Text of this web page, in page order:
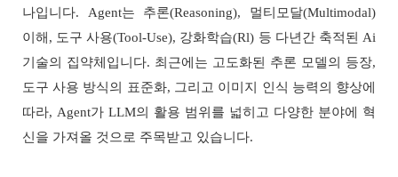
나입니다. Agent는 추론(Reasoning), 멀티모달(Multimodal)
이해, 도구 사용(Tool-Use), 강화학습(Rl) 등 다년간 축적된 Ai
기술의 집약체입니다. 최근에는 고도화된 추론 모델의 등장,
도구 사용 방식의 표준화, 그리고 이미지 인식 능력의 향상에
따라, Agent가 LLM의 활용 범위를 넓히고 다양한 분야에 혁
신을 가져올 것으로 주목받고 있습니다.